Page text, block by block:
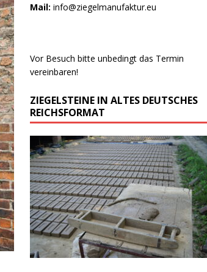
Mail: info@ziegelmanufaktur.eu
Vor Besuch bitte unbedingt das Termin
vereinbaren!
ZIEGELSTEINE IN ALTES DEUTSCHES
REICHSFORMAT